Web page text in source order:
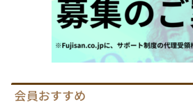
会員おすすめ